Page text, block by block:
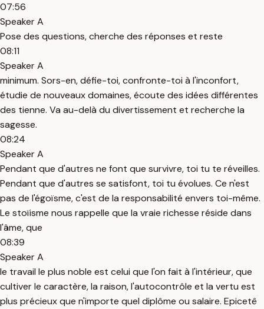
07:56
Speaker A
Pose des questions, cherche des réponses et reste
08:11
Speaker A
minimum. Sors-en, défie-toi, confronte-toi à l'inconfort,
étudie de nouveaux domaines, écoute des idées différentes
des tienne. Va au-delà du divertissement et recherche la
sagesse.
08:24
Speaker A
Pendant que d'autres ne font que survivre, toi tu te réveilles.
Pendant que d'autres se satisfont, toi tu évolues. Ce n'est
pas de l'égoïsme, c'est de la responsabilité envers toi-même.
Le stoïisme nous rappelle que la vraie richesse réside dans
l'âme, que
08:39
Speaker A
le travail le plus noble est celui que l'on fait à l'intérieur, que
cultiver le caractère, la raison, l'autocontrôle et la vertu est
plus précieux que n'importe quel diplôme ou salaire. Epicetê